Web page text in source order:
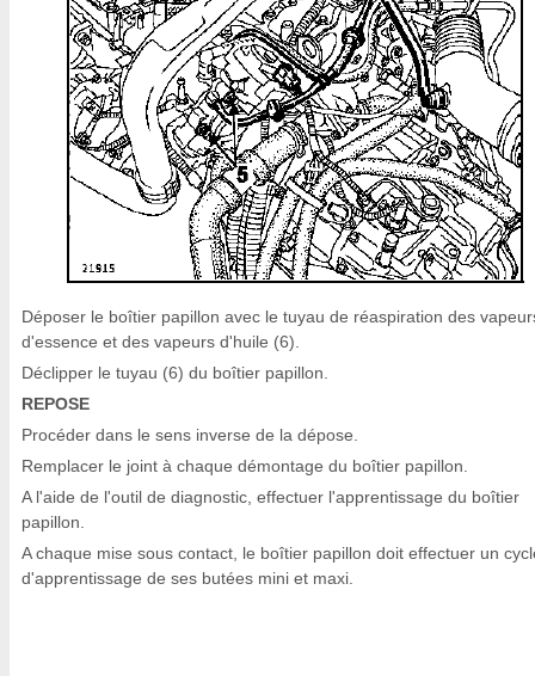
Déposer le boîtier papillon avec le tuyau de réaspiration des
d'essence et des vapeurs d'huile (6).
Déclipper le tuyau (6) du boîtier papillon.
REPOSE
Procéder dans le sens inverse de la dépose.
Remplacer le joint à chaque démontage du boîtier papillon.
A l'aide de l'outil de diagnostic, effectuer l'apprentissage du boîtier
papillon.
A chaque mise sous contact, le boîtier papillon doit effectuer un
d'apprentissage de ses butées mini et maxi.